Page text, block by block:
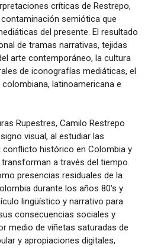
críticas de Restrepo,
semiótica que
del presente. El resultado
de tramas narrativas, tejidas
arte contemporáneo, la cultura
de iconografías mediáticas, el
latinoamericana e
Rupestres, Camilo Restrepo
visual, al estudiar las
conflicto histórico en Colombia y
a través del tiempo.
presencias residuales de la
durante los años 80's y
lingüístico y narrativo para
consecuencias sociales y
medio de viñetas saturadas de
y apropiaciones digitales,